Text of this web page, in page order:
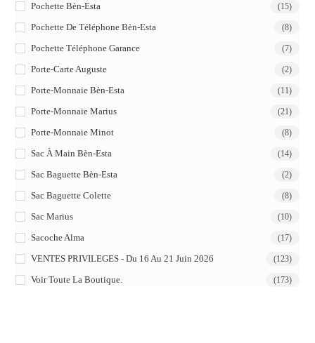
Pochette Bèn-Esta (15)
Pochette De Téléphone Bèn-Esta (8)
Pochette Téléphone Garance (7)
Porte-Carte Auguste (2)
Porte-Monnaie Bèn-Esta (11)
Porte-Monnaie Marius (21)
Porte-Monnaie Minot (8)
Sac À Main Bèn-Esta (14)
Sac Baguette Bèn-Esta (2)
Sac Baguette Colette (8)
Sac Marius (10)
Sacoche Alma (17)
VENTES PRIVILEGES - Du 16 Au 21 Juin 2026 (123)
Voir Toute La Boutique. (173)